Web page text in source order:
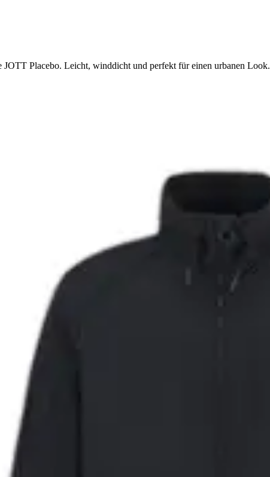
JOTT Placebo. Leicht, winddicht und perfekt für einen urbanen Look.